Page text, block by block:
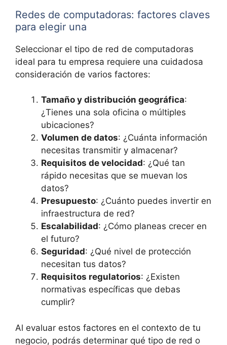
Redes de computadoras: factores claves
para elegir una
Seleccionar el tipo de red de computadoras
ideal para tu empresa requiere una cuidadosa
consideración de varios factores:
Tamaño y distribución geográfica:
¿Tienes una sola oficina o múltiples
ubicaciones?
Volumen de datos: ¿Cuánta información
necesitas transmitir y almacenar?
Requisitos de velocidad: ¿Qué tan
rápido necesitas que se muevan los
datos?
Presupuesto: ¿Cuánto puedes invertir en
infraestructura de red?
Escalabilidad: ¿Cómo planeas crecer en
el futuro?
Seguridad: ¿Qué nivel de protección
necesitan tus datos?
Requisitos regulatorios: ¿Existen
normativas específicas que debas
cumplir?
Al evaluar estos factores en el contexto de tu
negocio, podrás determinar qué tipo de red o